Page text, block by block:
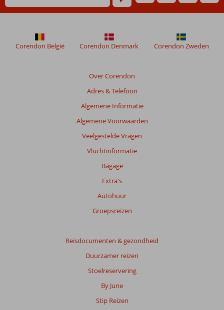
Over Corendon
Adres & Telefoon
Algemene Informatie
Algemene Voorwaarden
Veelgestelde Vragen
Vluchtinformatie
Bagage
Extra's
Autohuur
Groepsreizen
Reisdocumenten & gezondheid
Duurzamer reizen
Stoelreservering
By June
Stip Reizen
Corendon België Corendon Denmark Corendon Zweden